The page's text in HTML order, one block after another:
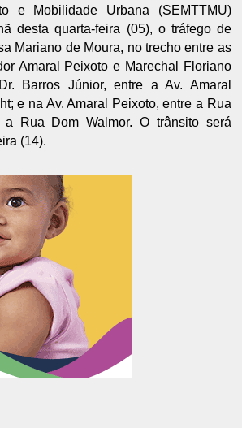
e Mobilidade Urbana (SEMTTMU)
desta quarta-feira (05), o tráfego de
Mariano de Moura, no trecho entre as
Amaral Peixoto e Marechal Floriano
Barros Júnior, entre a Av. Amaral
e na Av. Amaral Peixoto, entre a Rua
a Rua Dom Walmor. O trânsito será
(14).